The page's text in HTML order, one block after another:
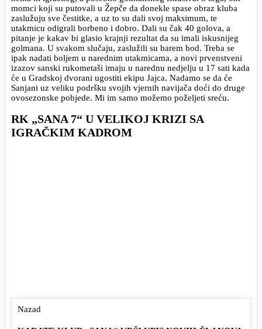
momci koji su putovali u Žepče da donekle spase obraz kluba
zaslužuju sve čestitke, a uz to su dali svoj maksimum, te
utakmicu odigrali borbeno i dobro. Dali su čak 40 golova, a
pitanje je kakav bi glasio krajnji rezultat da su imali iskusnijeg
golmana. U svakom slučaju, zaslužili su barem bod. Treba se
ipak nadati boljem u narednim utakmicama, a novi prvenstveni
izazov sanski rukometaši imaju u narednu nedjelju u 17 sati kada
će u Gradskoj dvorani ugostiti ekipu Jajca. Nadamo se da će
Sanjani uz veliku podršku svojih vjernih navijača doći do druge
ovosezonske pobjede. Mi im samo možemo poželjeti sreću.
RK „SANA 7“ U VELIKOJ KRIZI SA
IGRAČKIM KADROM
Nazad